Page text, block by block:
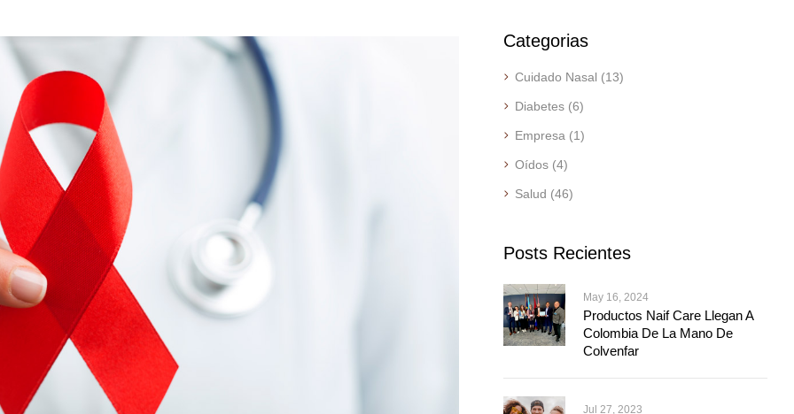
Categorias
Cuidado Nasal (13)
Diabetes(6)
Empresa (1)
Oídos(4)
Salud (46)
Posts Recientes
May 16, 2024
Productos Naif Care Llegan A
Colombia De La Mano De
Colvenfar
Jul 27, 2023